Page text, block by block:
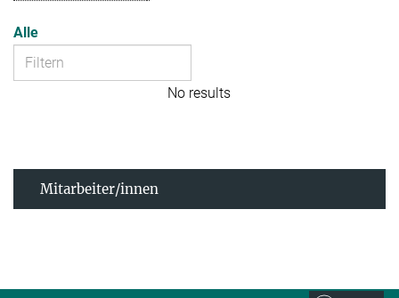
Alle
No results
Mitarbeiter/innen